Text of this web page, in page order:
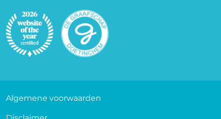
Afbeelding Afbeelding
Voet
Algemene voorwaarden